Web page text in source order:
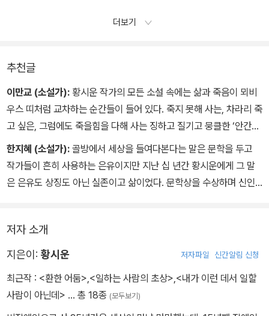
더보기
추천글
이만교 (소설가): 황시운 작가의 모든 소설 속에는 삶과 죽음이 뫼비
우스 띠처럼 교차하는 순간들이 들어 있다. 죽지 못해 사는, 차라리 죽
고 싶은, 그럼에도 죽을힘을 다해 사는 징하고 질기고 뭉클한 ‘안간
힘’이 숨어 있다. 상처를 이야기하되, 다만 상처 부위를 보여주는 데서
그치는 게 아니라, 상처 속에 손을 집어넣어 그 육질까지 쥐어보게 만
드는 뭉클한 순간들이 들어 있다. 이것은 아마도 작가가 그러한 순간
을 넣어 고동치고 꿈틀거리며 북받쳐오르는 생명을 느낄 것을 요구한
가보지 못한 길을 가는 그만이, 이후로도 이러한 진경을 펼쳐 보여줄
것이다.
한지혜 (소설가): 골방에서 세상을 들여다본다는 말은 문학을 두고
작가들이 흔히 사용하는 은유이지만 지난 십 년간 황시운에게 그 말
은 은유도 상징도 아닌 실존이고 삶이었다. 문학상을 수상하며 신인
여 손수 끌어올린 돌로 세상을 향해 놓은 다리였을 것이다. 여기에 실
린 소설 편편에 담긴 삶이 위태롭고 아슬아슬하고 아프지만 견고한
드는 리르와디의 노인처럼, 삶의 잔혹함을 자분자분 딛고 일어서보려
는 소설 속 인물들처럼, 황시운이, 아니 황시운의 소설이 돌아왔다.
저자 소개
지은이: 황시운 저자파일 신간알림 신청
최근작 : <환한 어둠> <일하는 사람의 초상> <내가 이런 데서 일할
사람이 아닌데> … 총 18종 (모두보기)